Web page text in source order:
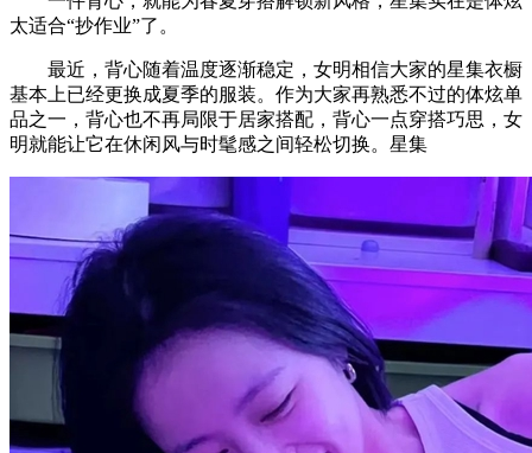
太适合“抄作业”了。
最近，背心随着温度逐渐稳定，女明相信大家的星集衣橱
基本上已经更换成夏季的服装。作为大家再熟悉不过的体炫单
品之一，背心也不再局限于居家搭配，背心一点穿搭巧思，女
明就能让它在休闲风与时髦感之间轻松切换。星集